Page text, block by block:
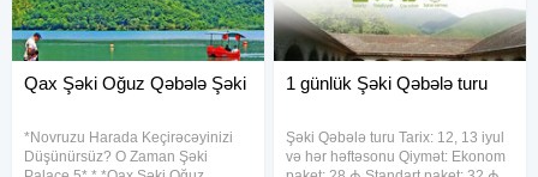
Qax Şəki Oğuz Qəbələ Şəki
*Novruzu Harada Keçirəcəyinizi
Düşünürsüz? O Zaman Şəki
1 günlük Şəki Qəbələ turu
Şəki Qəbələ turu Tarix: 12, 13 iyul
və hər həftəsonu Qiymət: Ekonom